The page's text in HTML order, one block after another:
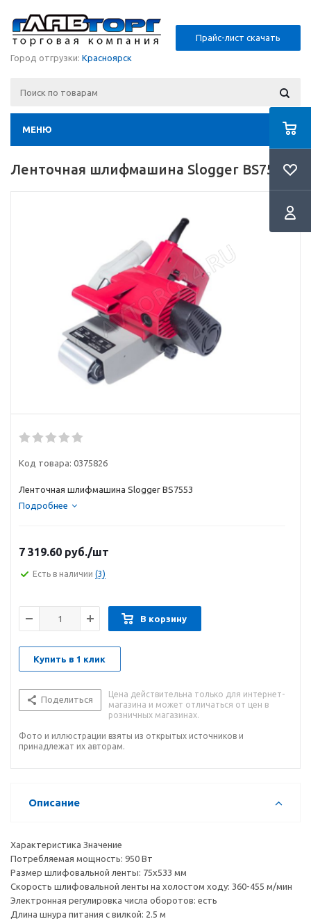
Прайс-лист скачать
Город отгрузки: Красноярск
МЕНЮ
Ленточная шлифмашина Slogger BS7553
Код товара: 0375826
Ленточная шлифмашина Slogger BS7553
Подробнее
7 319.60 руб./шт
Есть в наличии (3)
В корзину
Купить в 1 клик
Поделиться
Цена действительна только для интернет-
магазина и может отличаться от цен в
розничных магазинах.
Фото и иллюстрации взяты из открытых источников и
принадлежат их авторам.
Описание
Характеристика Значение
Потребляемая мощность: 950 Вт
Размер шлифовальной ленты: 75х533 мм
Скорость шлифовальной ленты на холостом ходу: 360-455 м/мин
Электронная регулировка числа оборотов: есть
Длина шнура питания с вилкой: 2.5 м